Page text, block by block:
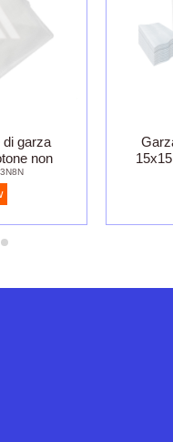
garza
non
10x10